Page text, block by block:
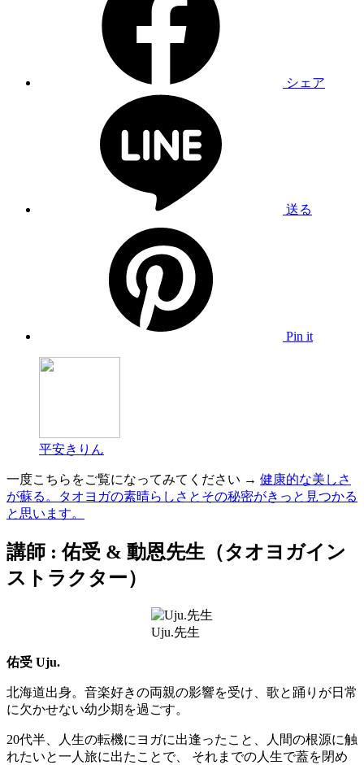
シェア
送る
Pin it
平安きりん
一度こちらをご覧になってみてください → 健康的な美しさ
が蘇る。タオヨガの素晴らしさとその秘密がきっと見つかる
と思います。
講師 :佑受 & 動恩先生（タオヨガイン
ストラクター）
Uju.先生
佑受 Uju.
北海道出身。音楽好きの両親の影響を受け、歌と踊りが日常
に欠かせない幼少期を過ごす。
20代半、人生の転機にヨガに出逢ったこと、人間の根源に触
れたいと一人旅に出たことで、 それまでの人生で蓋を閉め